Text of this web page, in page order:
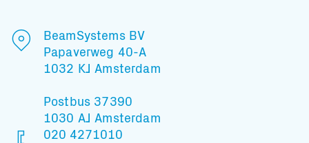
BeamSystems BV
Papaverweg 40-A
1032 KJ Amsterdam
Postbus 37390
1030 AJ Amsterdam
020 4271010